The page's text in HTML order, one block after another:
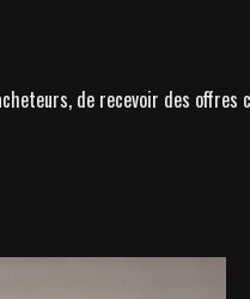
de recevoir des